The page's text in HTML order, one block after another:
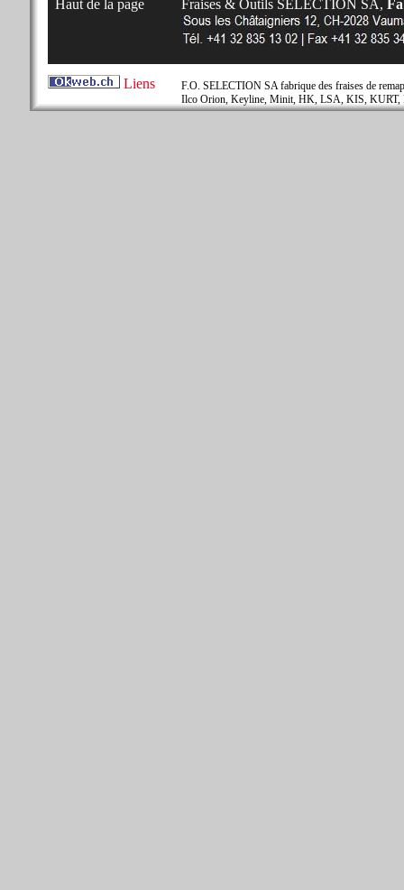
Haut de la page Fraises & Outils SELECTION SA,
Liens
F.O. SELECTION SA fabrique des fraises de
Ilco Orion, Keyline, Minit, HK, LSA, KIS, KURT,